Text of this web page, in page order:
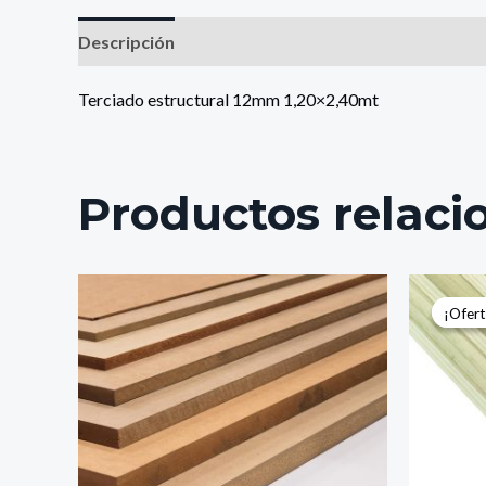
Descripción
Terciado estructural 12mm 1,20×2,40mt
Productos
El